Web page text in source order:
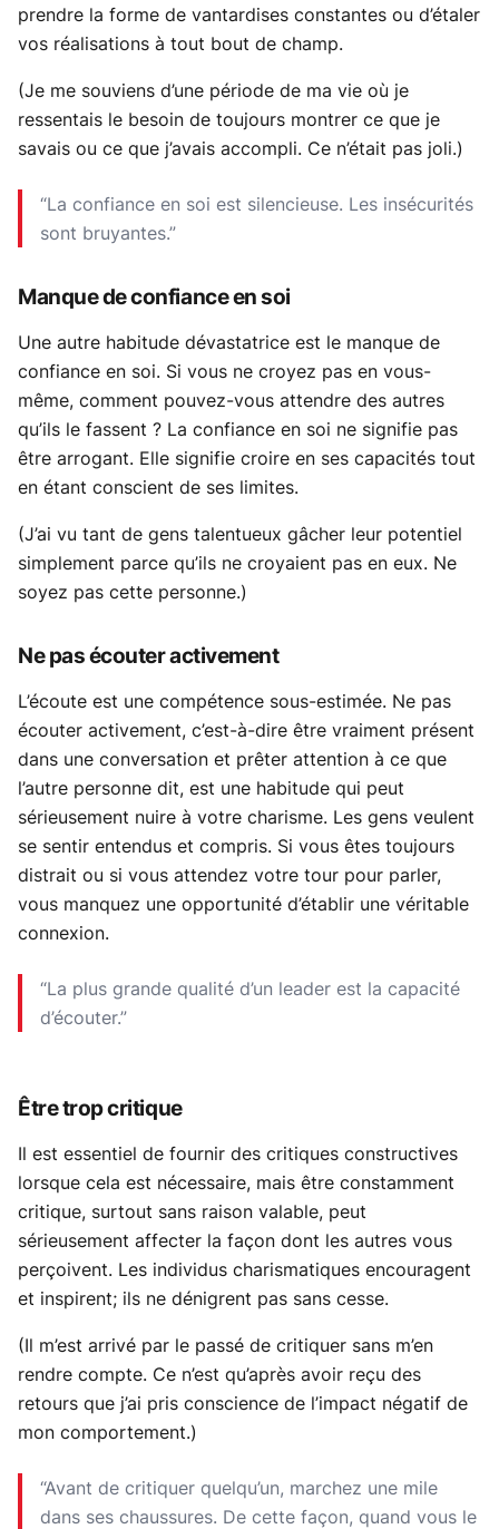
prendre la forme de vantardises constantes ou d’étaler
vos réalisations à tout bout de champ.
(Je me souviens d’une période de ma vie où je
ressentais le besoin de toujours montrer ce que je
savais ou ce que j’avais accompli. Ce n’était pas joli.)
“La confiance en soi est silencieuse. Les insécurités
sont bruyantes.”
Manque de confiance en soi
Une autre habitude dévastatrice est le manque de
confiance en soi. Si vous ne croyez pas en vous-
même, comment pouvez-vous attendre des autres
qu’ils le fassent ? La confiance en soi ne signifie pas
être arrogant. Elle signifie croire en ses capacités tout
en étant conscient de ses limites.
(J’ai vu tant de gens talentueux gâcher leur potentiel
simplement parce qu’ils ne croyaient pas en eux. Ne
soyez pas cette personne.)
Ne pas écouter activement
L’écoute est une compétence sous-estimée. Ne pas
écouter activement, c’est-à-dire être vraiment présent
dans une conversation et prêter attention à ce que
l’autre personne dit, est une habitude qui peut
sérieusement nuire à votre charisme. Les gens veulent
se sentir entendus et compris. Si vous êtes toujours
distrait ou si vous attendez votre tour pour parler,
vous manquez une opportunité d’établir une véritable
connexion.
“La plus grande qualité d’un leader est la capacité
d’écouter.”
Être trop critique
Il est essentiel de fournir des critiques constructives
lorsque cela est nécessaire, mais être constamment
critique, surtout sans raison valable, peut
sérieusement affecter la façon dont les autres vous
perçoivent. Les individus charismatiques encouragent
et inspirent; ils ne dénigrent pas sans cesse.
(Il m’est arrivé par le passé de critiquer sans m’en
rendre compte. Ce n’est qu’après avoir reçu des
retours que j’ai pris conscience de l’impact négatif de
mon comportement.)
“Avant de critiquer quelqu’un, marchez une mile
dans ses chaussures. De cette façon, quand vous le